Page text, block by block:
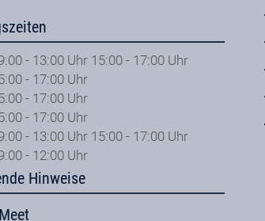
- 13:00 Uhr 15:00 - 17:00 Uhr
- 17:00 Uhr
- 17:00 Uhr
- 17:00 Uhr
- 13:00 Uhr 15:00 - 17:00 Uhr
- 12:00 Uhr
Hinweise